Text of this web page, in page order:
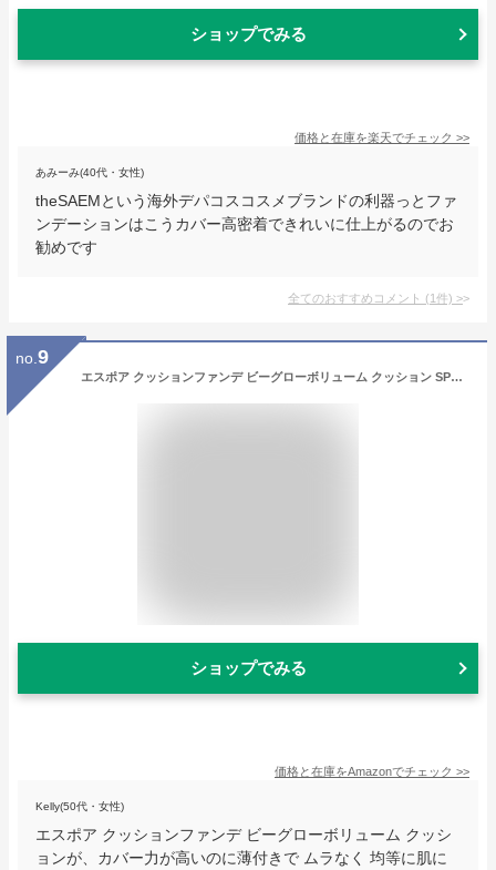
ショップでみる
価格と在庫を楽天でチェック >>
あみーみ(40代・女性)
theSAEMという海外デパコスコスメブランドの利器っとファ
ンデーションはこうカバー高密着できれいに仕上がるのでお
勧めです
全てのおすすめコメント (1件) >
no. 9
エスポア クッションファンデ ビーグローボリューム クッション SPF42 PA+++ (ミニサイズ) 21 アイボリー 携帯用 ハイパーグロー ツヤ肌 塗るほど華やかに 水分ボリューム 長時間 透明感 肌キメ均一 ムラなく薄いカバー 低刺激 ヴィーガン espoir 公式
ショップでみる
価格と在庫をAmazonでチェック >>
Kelly(50代・女性)
エスポア クッションファンデ ビーグローボリューム クッシ
ョンが、カバー力が高いのに薄付きで ムラなく 均等に肌に